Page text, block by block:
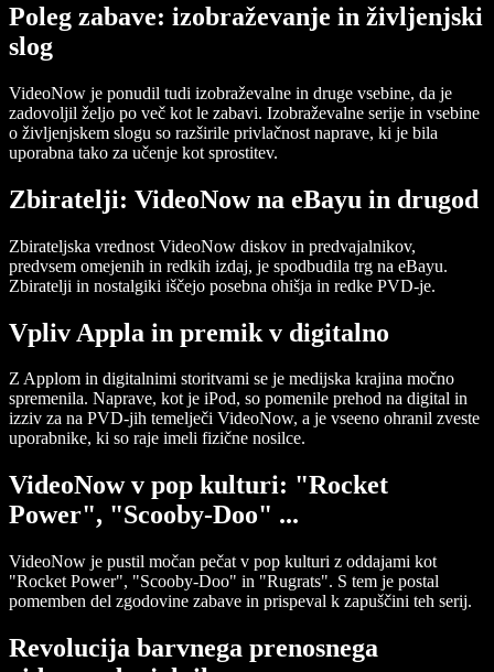
Poleg zabave: izobraževanje in življenjski
slog
VideoNow je ponudil tudi izobraževalne in druge vsebine, da je
zadovoljil željo po več kot le zabavi. Izobraževalne serije in vsebine
o življenjskem slogu so razširile privlačnost naprave, ki je bila
uporabna tako za učenje kot sprostitev.
Zbiratelji: VideoNow na eBayu in drugod
Zbirateljska vrednost VideoNow diskov in predvajalnikov,
predvsem omejenih in redkih izdaj, je spodbudila trg na eBayu.
Zbiratelji in nostalgiki iščejo posebna ohišja in redke PVD-je.
Vpliv Appla in premik v digitalno
Z Applom in digitalnimi storitvami se je medijska krajina močno
spremenila. Naprave, kot je iPod, so pomenile prehod na digital in
izziv za na PVD-jih temelječi VideoNow, a je vseeno ohranil zveste
uporabnike, ki so raje imeli fizične nosilce.
VideoNow v pop kulturi: "Rocket
Power", "Scooby-Doo" ...
VideoNow je pustil močan pečat v pop kulturi z oddajami kot
"Rocket Power", "Scooby-Doo" in "Rugrats". S tem je postal
pomemben del zgodovine zabave in prispeval k zapuščini teh serij.
Revolucija barvnega prenosnega